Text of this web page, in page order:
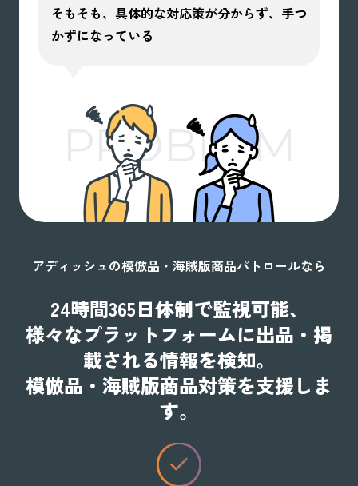
そもそも、具体的な対応策が分からず、手つ
かずになっている
PROBLEM
アディッシュの模倣品・海賊版商品パトロールなら
24時間365日体制で監視可能、
様々なプラットフォームに出品・掲
載される情報を検知。
模倣品・海賊版商品対策を支援しま
す。